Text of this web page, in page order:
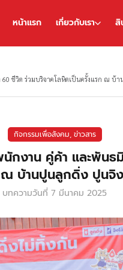
หน้าแรก เกี่ยวกับเรา สิ
ชีวิต ร่วมบริจาคโลหิตเป็นครั้งแรก ณ บ้
กิจกรรมเพื่อสังคม, ข่าวสาร
งาน คู่ค้า และพันธ
บ้านปูนลูกดิ่ง ปูนจิ
บทความวันที่ 7 มีนาคม 2025